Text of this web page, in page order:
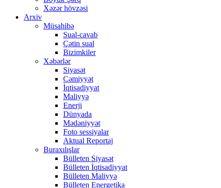
Xəzər hövzəsi
Arxiv
Müsahibə
Sual-cavab
Çətin sual
Bizimkiler
Xəbərlər
Siyasət
Cəmiyyət
İqtisadiyyat
Maliyyə
Enerji
Dünyada
Mədəniyyət
Foto sessiyalar
Aktual Reportaj
Buraxılışlar
Bülleten Siyasət
Bülleten İqtisadiyyat
Bülleten Maliyyə
Bülleten Energetika